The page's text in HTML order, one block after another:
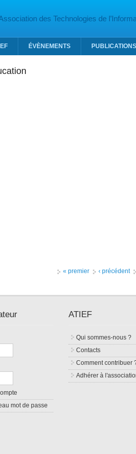
des Technologies de
ÉVÈNEMENTS PUBLICATIONS
« premier ‹ précédent
mot de passe
ATIEF
Qui sommes-nous ?
Contacts
Comment contribuer
Adhérer à